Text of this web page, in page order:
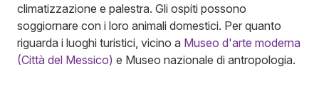
climatizzazione e palestra. Gli ospiti possono
soggiornare con i loro animali domestici. Per quanto
riguarda i luoghi turistici, vicino a Museo d'arte moderna
(Città del Messico) e Museo nazionale di antropologia.